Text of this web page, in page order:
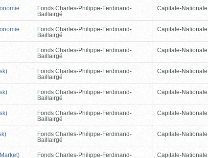
Fonds Charles-Philippe-Ferdinand-
Baillairgé
Capitale-Nationale
Fonds Charles-Philippe-Ferdinand-
Baillairgé
Capitale-Nationale
Fonds Charles-Philippe-Ferdinand-
Baillairgé
Capitale-Nationale
Fonds Charles-Philippe-Ferdinand-
Baillairgé
Capitale-Nationale
Fonds Charles-Philippe-Ferdinand-
Baillairgé
Capitale-Nationale
Fonds Charles-Philippe-Ferdinand-
Baillairgé
Capitale-Nationale
Fonds Charles-Philippe-Ferdinand-
Baillairgé
Capitale-Nationale
Fonds Charles-Philippe-Ferdinand-
Capitale-Nationale